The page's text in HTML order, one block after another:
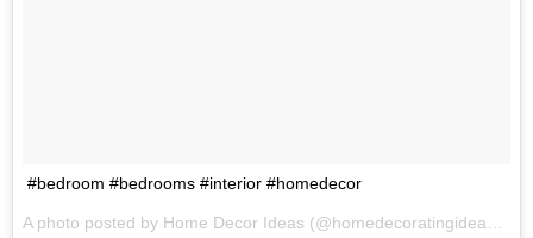
#bedroom #bedrooms #interior #homedecor